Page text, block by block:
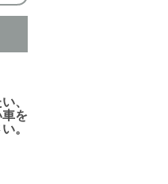
、
を
。